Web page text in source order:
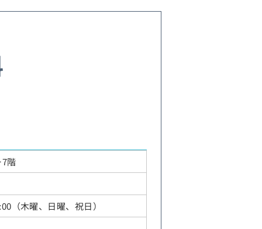
階
木曜、日曜、祝日）